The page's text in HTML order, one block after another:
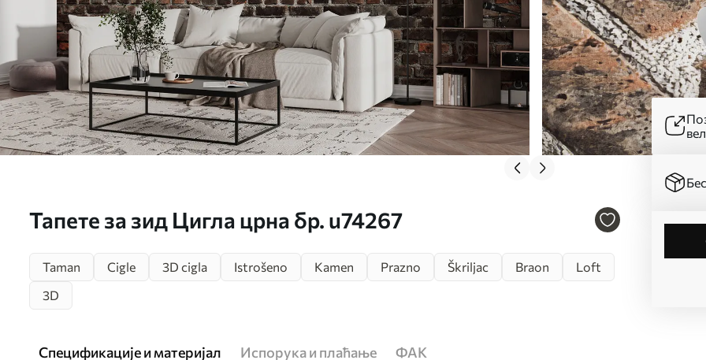
Тапете за зид Цигла црна бр. u74267
Taman Cigle 3D cigla Istrošeno Kamen Prazno Škriljac Braon
Loft
3D
Спецификације и материјал Испорука и плаћање ФАК